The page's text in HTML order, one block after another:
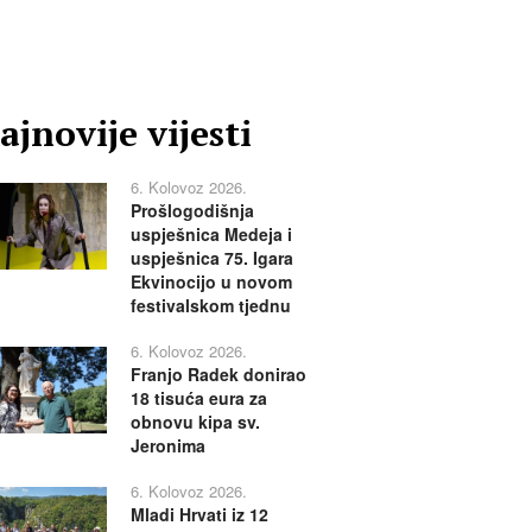
vijesti
6. Kolovoz 2026.
Prošlogodišnja
uspješnica Medeja i
uspješnica 75. Igara
Ekvinocijo u novom
festivalskom tjednu
6. Kolovoz 2026.
Franjo Radek donirao
18 tisuća eura za
obnovu kipa sv.
Jeronima
6. Kolovoz 2026.
Mladi Hrvati iz 12